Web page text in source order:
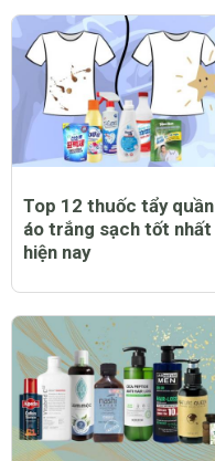
Top 12 thuốc tẩy quần
áo trắng sạch tốt nhất
hiện nay